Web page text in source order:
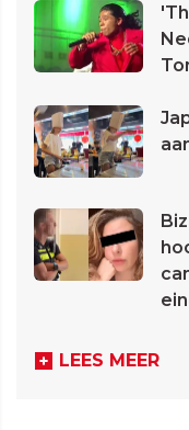
LEES MEER